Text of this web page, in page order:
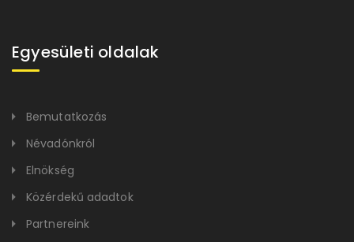
Egyesületi oldalak
Bemutatkozás
Névadónkról
Elnökség
Közérdekű adadtok
Partnereink